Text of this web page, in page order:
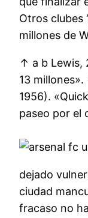
Otros clubes
millones de
↑ a b Lewis,
13
1956).
paseo por el
dejado
ciudad
fracaso no